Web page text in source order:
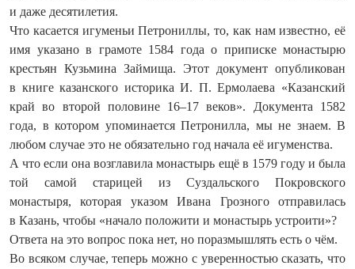
и даже десятилетия.
Что касается игуменьи Петрониллы, то, как нам известно, её
имя указано в грамоте 1584 года о приписке монастырю
крестьян Кузьмина Займища. Этот документ опубликован
в книге казанского историка И. П. Ермолаева «Казанский
край во второй половине 16–17 веков». Документа 1582
года, в котором упоминается Петронилла, мы не знаем. В
любом случае это не обязательно год начала её игуменства.
А что если она возглавила монастырь ещё в 1579 году и была
той самой старицей из Суздальского Покровского
монастыря, которая указом Ивана Грозного отправилась
в Казань, чтобы «начало положити и монастырь устроити»?
Ответа на это вопрос пока нет, но поразмышлять есть о чём.
Во всяком случае, теперь можно с уверенностью сказать, что